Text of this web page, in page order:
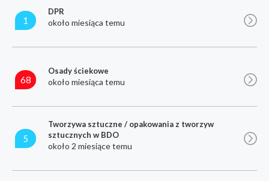
1
DPR
około miesiąca temu
68
Osady ściekowe
około miesiąca temu
5
Tworzywa sztuczne / opakowania z tworzyw
sztucznych w BDO
około 2 miesiące temu